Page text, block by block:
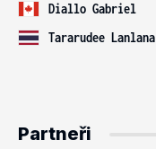
Diallo Gabriel
Tararudee Lanlana
Partneři